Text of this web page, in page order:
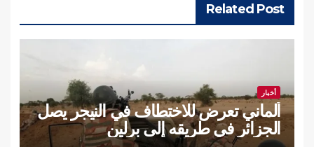
Related Post
أخبار
ألماني تعرض للاختطاف في النيجر يصل
الجزائر في طريقه إلى برلين